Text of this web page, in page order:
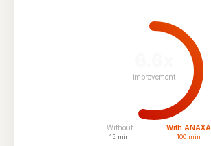
improvement
Without
15 min
With ANAXA
100 min